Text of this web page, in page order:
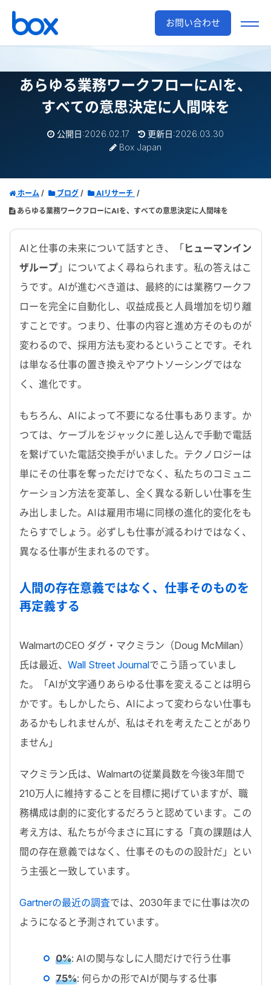
お問い合わせ
あらゆる業務ワークフローにAIを、
すべての意思決定に人間味を
公開日:2026.02.17
更新日:2026.03.30
Box Japan
ホーム ブログ
AIリサーチ
あらゆる業務ワークフローにAIを、すべての意思決定に人間味を
AI と仕事の未来について話すとき、「 ヒューマンイン
ザループ 」についてよく尋ねられます。私の答えはこ
うです。AIが進むべき道は、最終的には業務ワークフ
ローを完全に自動化し、収益成長と人員増加を切り離
すことです。つまり、仕事の内容と進め方そのものが
変わるので、採用方法も変わるということです。それ
は単なる仕事の置き換えやアウトソーシングではな
く、進化です。
もちろん、 AI によって不要になる仕事もあります。か
つては、ケーブルをジャックに差し込んで手動で電話
を繋げていた電話交換手がいました。テクノロジーは
単にその仕事を奪っただけでなく、私たちのコミュニ
ケーション方法を変革し、全く異なる新しい仕事を生
み出しました。AIは雇用市場に同様の進化的変化をも
たらすでしょう。必ずしも仕事が減るわけではなく、
異なる仕事が生まれるのです。
人間の存在意義ではなく、仕事そのものを
再定義する
WalmartのCEO ダグ・マクミラン（Doug McMillan）
氏は最近、 Wall Street Journalでこう語っていまし
た。「AIが文字通りあらゆる仕事を変えることは明ら
かです。もしかしたら、 AI によって変わらない仕事も
あるかもしれませんが、私はそれを考えたことがあり
ません」
マクミラン氏は、 Walmartの従業員数を今後3年間で
210万人に維持することを目標に掲げていますが、職
務構成は劇的に変化するだろうと認めています。この
考え方は、私たちが今まさに耳にする「真の課題は人
間の存在意義ではなく、仕事そのものの設計だ」とい
う主張と一致しています。
Gartnerの最近の調査では、 2030年までに仕事は次の
ようになると予測されています。
0%: AIの関与なしに人間だけで行う仕事
75%: 何らかの形でAIが関与する仕事